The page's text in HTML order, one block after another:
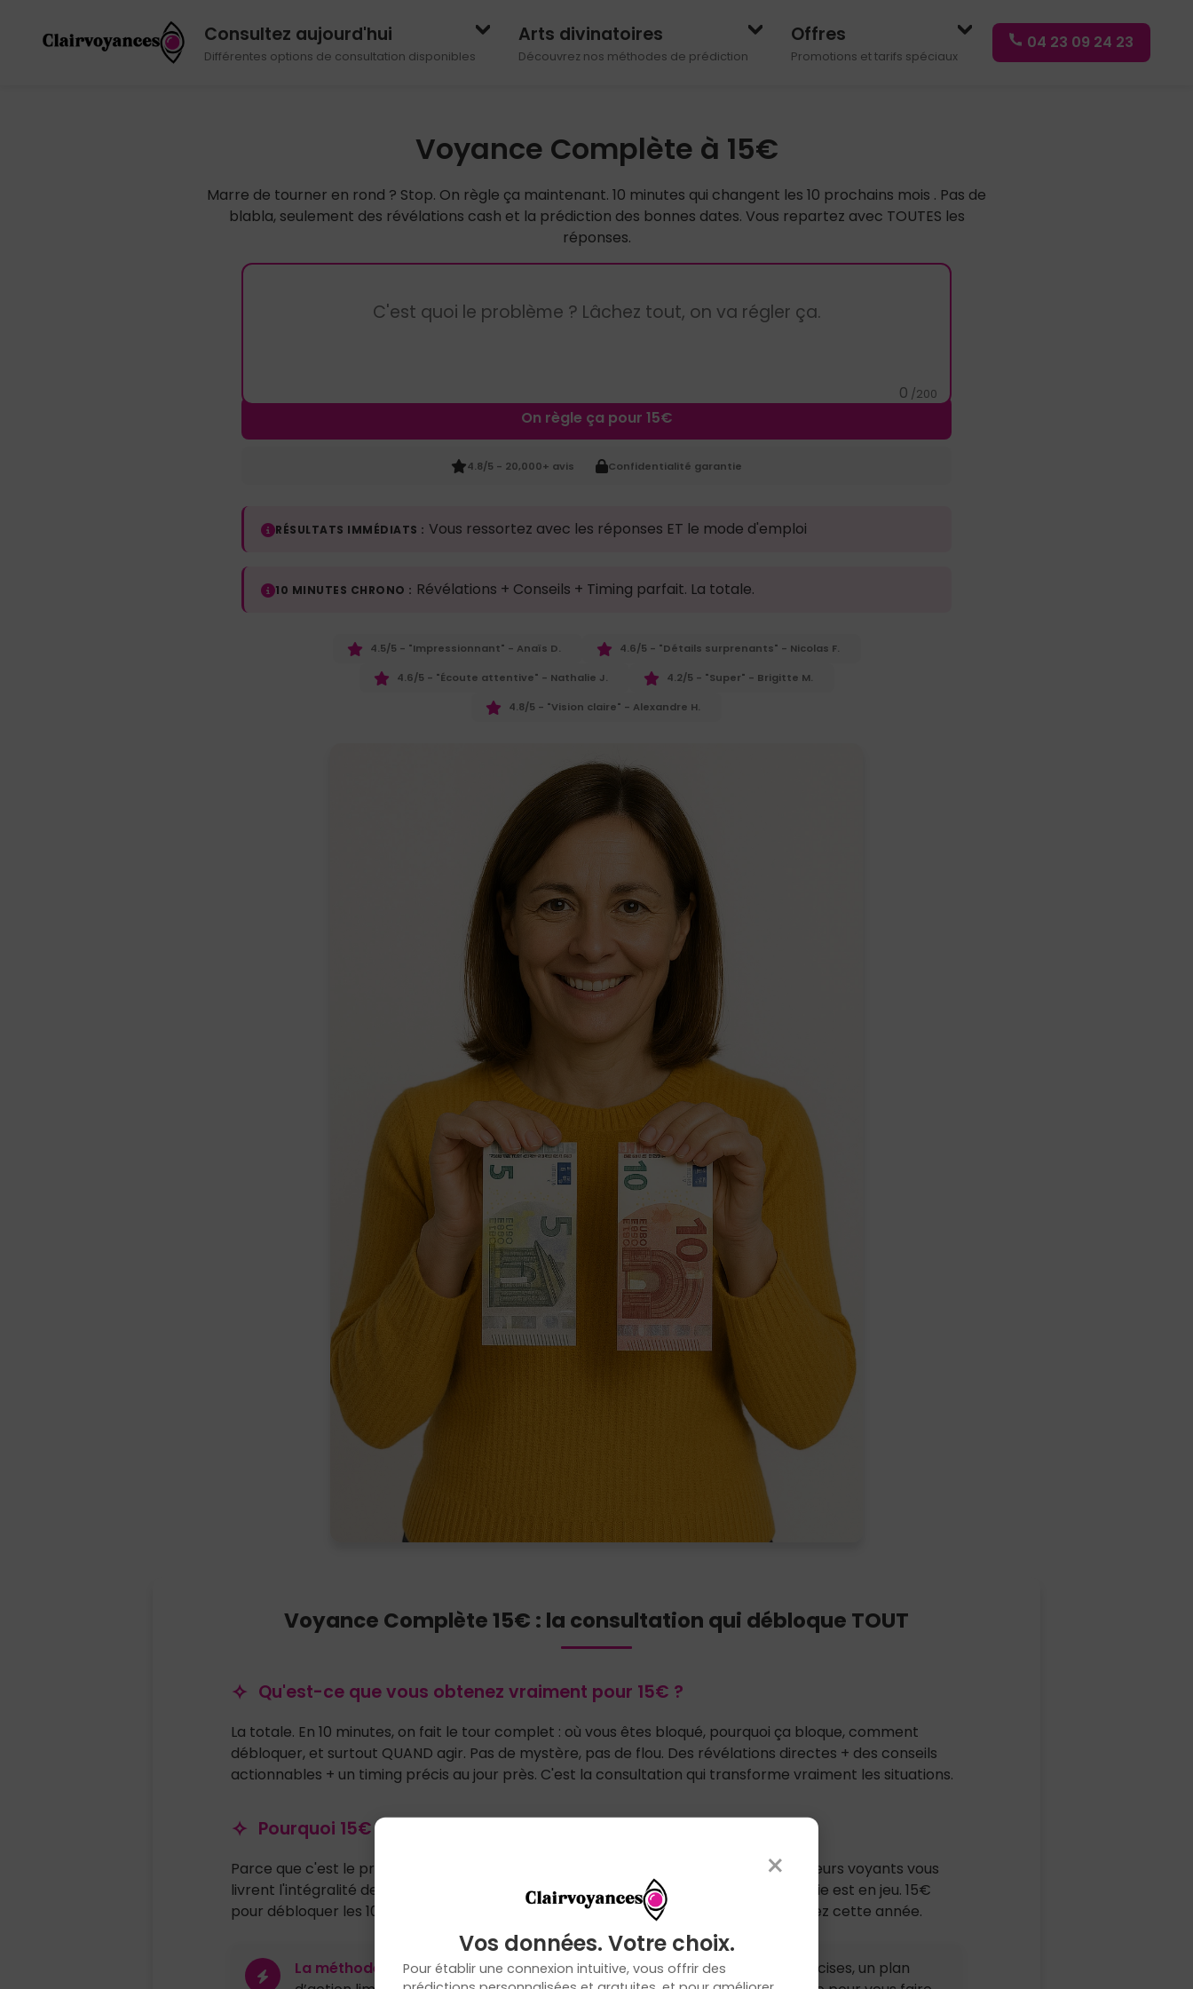
Consultez aujourd'hui
Différentes options de consultation disponibles
Arts divinatoires
Découvrez nos méthodes de prédiction
Offres
Promotions et tarifs spéciaux
04 23 09 24 23
Voyance Complète à 15€
Marre de tourner en rond ? Stop. On règle ça maintenant. 10 minutes qui changent les 10 prochains mois . Pas de
blabla, seulement des révélations cash et la prédiction des bonnes dates. Vous repartez avec TOUTES les
réponses.
0 /200
On règle ça pour 15€
4.8/5 - 20,000+ avis Confidentialité garantie
RÉSULTATS IMMÉDIATS : Vous ressortez avec les réponses ET le mode d'emploi
10 MINUTES CHRONO : Révélations + Conseils + Timing parfait. La totale.
4.5/5 - "Impressionnant" - Anaïs D. 4.6/5 - "Détails surprenants" - Nicolas F.
4.6/5 - "Écoute attentive" - Nathalie J. 4.2/5 - "Super" - Brigitte M.
4.8/5 - "Vision claire" - Alexandre H.
Voyance Complète 15€ : la consultation qui débloque TOUT
Qu'est-ce que vous obtenez vraiment pour 15€ ?
La totale. En 10 minutes, on fait le tour complet : où vous êtes bloqué, pourquoi ça bloque, comment
débloquer, et surtout QUAND agir. Pas de mystère, pas de flou. Des révélations directes + des conseils
actionnables + un timing précis au jour près. C'est la consultation qui transforme vraiment les situations.
Pourquoi 15€ c'est le sweet spot de la voyance ?
Parce que c'est le prix juste pour avoir TOUT sans se ruiner. Assez pour que nos meilleurs voyants vous
livrent l'intégralité de ce que vous devez savoir. Pas assez pour hésiter quand votre vie est en jeu. 15€
pour débloquer les 10 prochains mois ? C'est le meilleur investissement que vous ferez cette année.
La méthode éclair :En quelques minutes, vous obtenez des révélations précises, un plan
×
Vos données. Votre choix.
Pour établir une connexion intuitive, vous offrir des